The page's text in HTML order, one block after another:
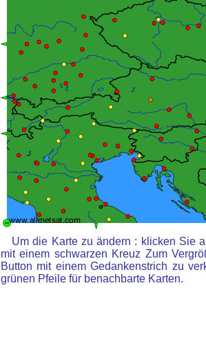
Um die Karte zu ändern : klicken Sie
mit einem schwarzen Kreuz Zum
Button mit einem Gedankenstrich zu
grünen Pfeile für benachbarte Karten.